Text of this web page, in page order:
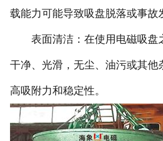
载能力可能导致吸盘脱落或事故
表面清洁：在使用电磁吸盘
干净、光滑，无尘、油污或其他
高吸附力和稳定性。